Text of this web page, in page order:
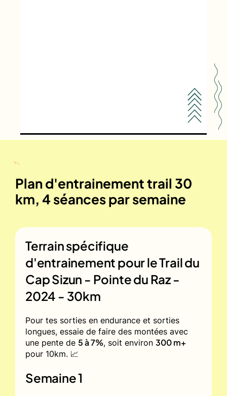
Plan d'entrainement trail 30
km, 4 séances par semaine
Terrain spécifique
d'entrainement pour leTrail du
Cap Sizun - Pointe du Raz -
2024 - 30km
Pour tes sorties en endurance et sorties
longues, essaie de faire des montées avec
une pente de 5 à 7%, soit environ 300 m+
pour 10km. 📈
Semaine 1